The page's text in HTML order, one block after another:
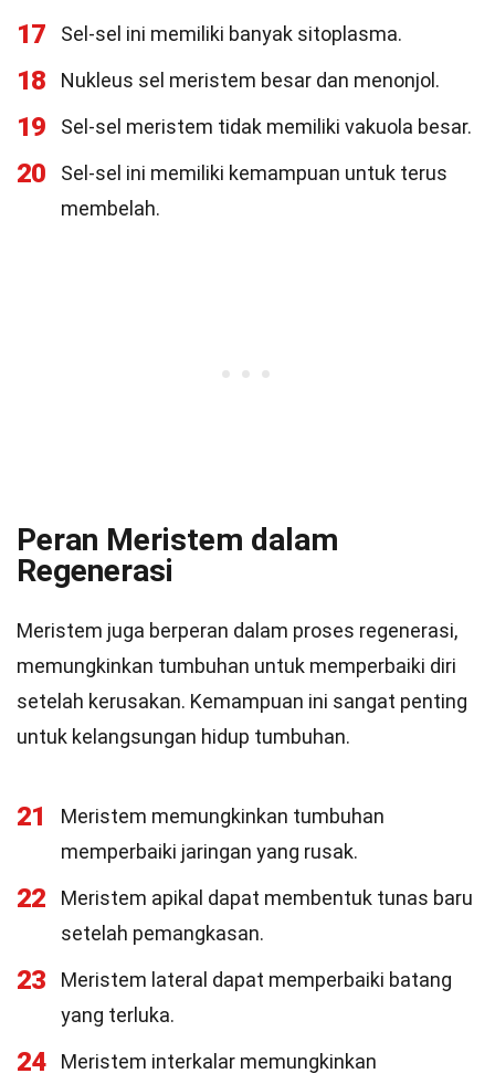
17 Sel-sel ini memiliki banyak sitoplasma.
18 Nukleus sel meristem besar dan menonjol.
19 Sel-sel meristem tidak memiliki vakuola besar.
20
Sel-sel ini memiliki kemampuan untuk terus
membelah.
Peran Meristem dalam
Regenerasi
Meristem juga berperan dalam proses regenerasi,
memungkinkan tumbuhan untuk memperbaiki diri
setelah kerusakan. Kemampuan ini sangat penting
untuk kelangsungan hidup tumbuhan.
21
Meristem memungkinkan tumbuhan
memperbaiki jaringan yang rusak.
22
Meristem apikal dapat membentuk tunas baru
setelah pemangkasan.
23
Meristem lateral dapat memperbaiki batang
yang terluka.
24
Meristem interkalar memungkinkan